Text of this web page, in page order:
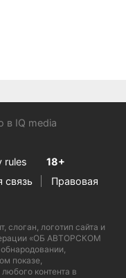
в IQ media
rules
18+
связь
Правовая
слоган, логотип сайта и
«ОБ АВТОРСКОМ
показе,
контента в